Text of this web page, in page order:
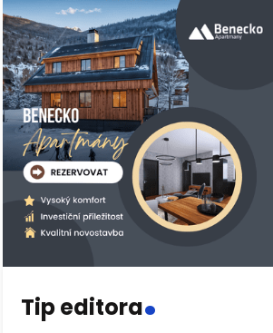
Tip editora.